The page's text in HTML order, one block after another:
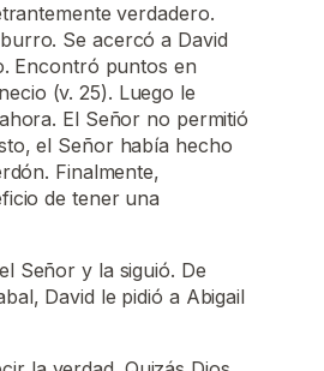
verdadero.
Se acercó a David
Encontró puntos en
(v. 25). Luego le
El Señor no permitió
el Señor había hecho
Finalmente,
de tener una
Señor y la siguió. De
David le pidió a Abigail